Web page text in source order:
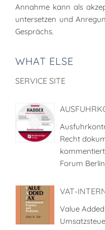
Annahme kann als
untersetzen und
Gesprächs.
WHAT ELSE
SERVICE SITE
Recht
Forum
VAT-
Value